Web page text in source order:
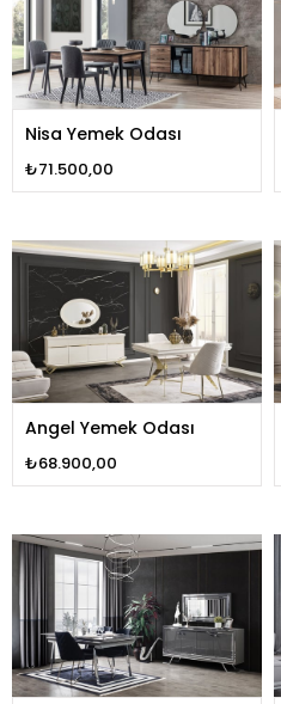
Nisa Yemek Odası
₺71.500,00
Angel Yemek Odası
₺68.900,00